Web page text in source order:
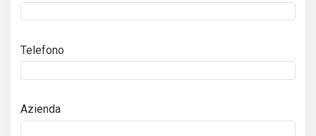
Telefono
Azienda